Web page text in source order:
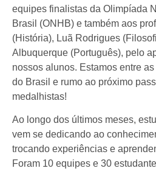
equipes finalistas da Olimpíada
Brasil (ONHB) e também aos
(História), Luã Rodrigues
Albuquerque (Português), pelo
nossos alunos. Estamos entre
do Brasil e rumo ao próximo
medalhistas!
Ao longo dos últimos meses,
vem se dedicando ao
trocando experiências e
Foram 10 equipes e 30